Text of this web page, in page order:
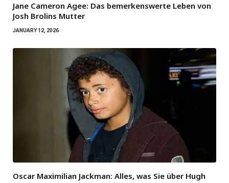
Jane Cameron Agee: Das bemerkenswerte Leben von
Josh Brolins Mutter
JANUARY 12, 2026
Oscar Maximilian Jackman: Alles, was Sie über Hugh